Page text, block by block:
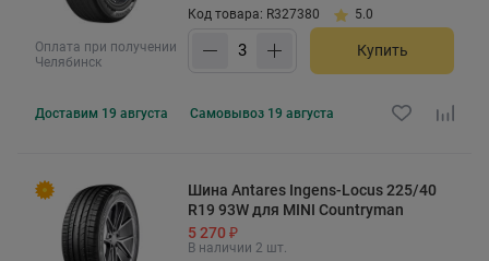
Оплата при получении
Челябинск
Код товара: R327380
5.0
Купить
Доставим 19 августа Самовывоз 19 августа
Шина Antares Ingens-Locus 225/40
R19 93W для MINI Countryman
5 270 ₽
В наличии 2 шт.